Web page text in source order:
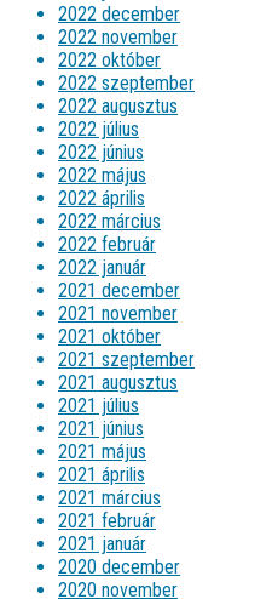
2022 december
2022 november
2022 október
2022 szeptember
2022 augusztus
2022 július
2022 június
2022 május
2022 április
2022 március
2022 február
2022 január
2021 december
2021 november
2021 október
2021 szeptember
2021 augusztus
2021 július
2021 június
2021 május
2021 április
2021 március
2021 február
2021 január
2020 december
2020 november